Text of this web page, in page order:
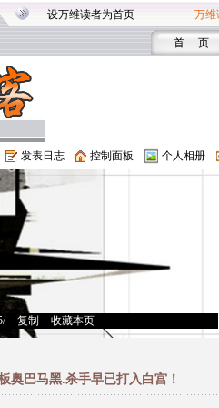
设万维读者为首页 万维
首 页
发表日志 控制面板 个人相册
> 复制 收藏本页
奥巴马黑.杀手早已打入白宫！